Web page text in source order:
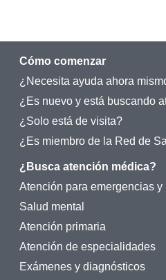
Cómo comenzar
¿Necesita ayuda ahora
¿Es nuevo y está buscando
¿Solo está de visita?
¿Es miembro de la Red de
¿Busca atención médica?
Atención para emergencias y
Salud mental
Atención primaria
Atención de especialidades
Exámenes y diagnósticos